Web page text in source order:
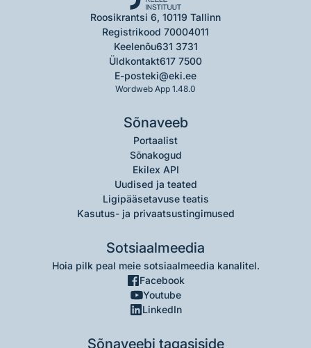
Roosikrantsi 6, 10119 Tallinn
Registrikood 70004011
Keelenõu631 3731
Üldkontakt617 7500
E-posteki@eki.ee
Wordweb App 1.48.0
Sõnaveeb
Portaalist
Sõnakogud
Ekilex API
Uudised ja teated
Ligipääsetavuse teatis
Kasutus- ja privaatsustingimused
Sotsiaalmeedia
Hoia pilk peal meie sotsiaalmeedia kanalitel.
Facebook
Youtube
LinkedIn
Sõnaveebi tagasiside